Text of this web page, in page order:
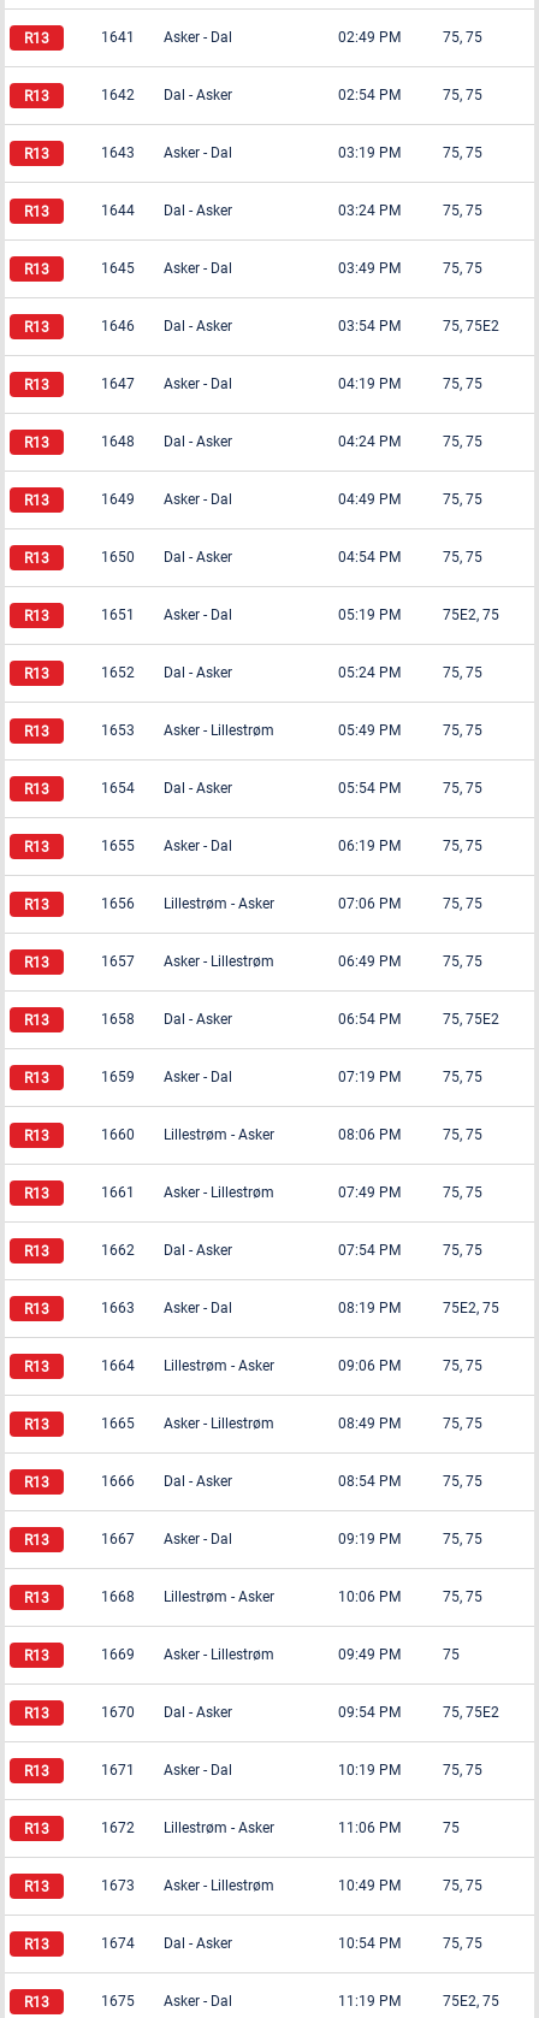
1641 Asker - Dal 02:49 PM 75, 75
1642 Dal - Asker 02:54 PM 75, 75
1643 Asker - Dal 03:19 PM 75, 75
1644 Dal - Asker 03:24 PM 75, 75
1645 Asker - Dal 03:49 PM 75, 75
1646 Dal - Asker 03:54 PM 75, 75E2
1647 Asker - Dal 04:19 PM 75, 75
1648 Dal - Asker 04:24 PM 75, 75
1649 Asker - Dal 04:49 PM 75, 75
1650 Dal - Asker 04:54 PM 75, 75
1651 Asker - Dal 05:19 PM 75E2, 75
1652 Dal - Asker 05:24 PM 75, 75
1653 Asker - Lillestrøm 05:49 PM 75, 75
1654 Dal - Asker 05:54 PM 75, 75
1655 Asker - Dal 06:19 PM 75, 75
1656 Lillestrøm - Asker 07:06 PM 75, 75
1657 Asker - Lillestrøm 06:49 PM 75, 75
1658 Dal - Asker 06:54 PM 75, 75E2
1659 Asker - Dal 07:19 PM 75, 75
1660 Lillestrøm - Asker 08:06 PM 75, 75
1661 Asker - Lillestrøm 07:49 PM 75, 75
1662 Dal - Asker 07:54 PM 75, 75
1663 Asker - Dal 08:19 PM 75E2, 75
1664 Lillestrøm - Asker 09:06 PM 75, 75
1665 Asker - Lillestrøm 08:49 PM 75, 75
1666 Dal - Asker 08:54 PM 75, 75
1667 Asker - Dal 09:19 PM 75, 75
1668 Lillestrøm - Asker 10:06 PM 75, 75
1669 Asker - Lillestrøm 09:49 PM 75
1670 Dal - Asker 09:54 PM 75, 75E2
1671 Asker - Dal 10:19 PM 75, 75
1672 Lillestrøm - Asker 11:06 PM 75
1673 Asker - Lillestrøm 10:49 PM 75, 75
1674 Dal - Asker 10:54 PM 75, 75
1675 Asker - Dal 11:19 PM 75E2, 75